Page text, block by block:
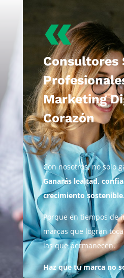
«
Consultores
Marketing
Corazón
Con nosotros, no solo
Ganarás lealtad,
crecimiento
Porque en tiempos de
marcas que logran
las que permanecen.
Haz que tu marca no